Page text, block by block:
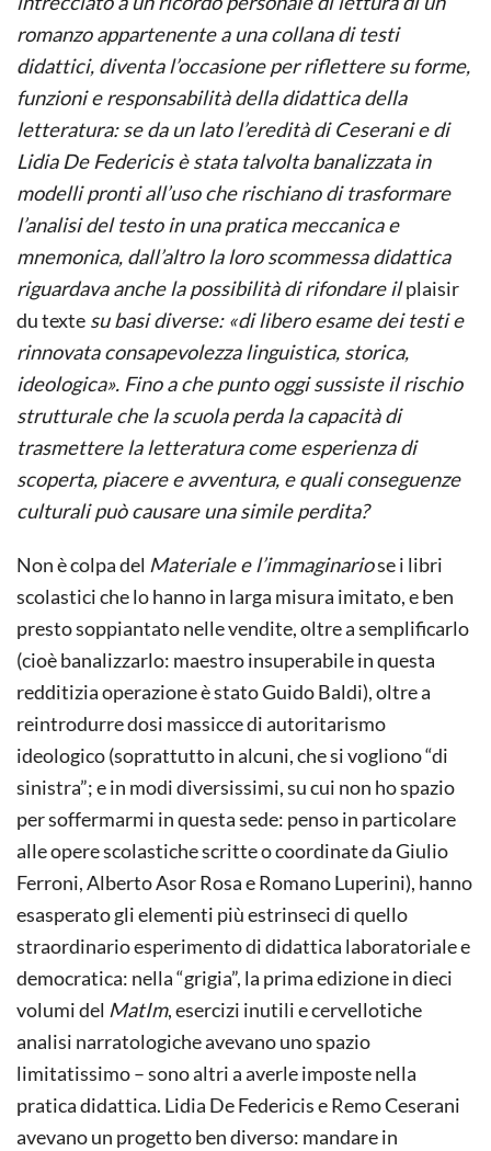
romanzo appartenente a una collana di testi
didattici, diventa l’occasione per riflettere su forme,
funzioni e responsabilità della didattica della
letteratura: se da un lato l’eredità di Ceserani e di
Lidia De Federicis è stata talvolta banalizzata in
modelli pronti all’uso che rischiano di trasformare
l’analisi del testo in una pratica meccanica e
mnemonica, dall’altro la loro scommessa didattica
riguardava anche la possibilità di rifondare ilplaisir
du texte su basi diverse: «di libero esame dei testi e
rinnovata consapevolezza linguistica, storica,
ideologica». Fino a che punto oggi sussiste il rischio
strutturale che la scuola perda la capacità di
trasmettere la letteratura come esperienza di
scoperta, piacere e avventura, e quali conseguenze
culturali può causare una simile perdita?
Non è colpa del Materiale e l’immaginariose i libri
scolastici che lo hanno in larga misura imitato, e ben
presto soppiantato nelle vendite, oltre a semplificarlo
(cioè banalizzarlo: maestro insuperabile in questa
redditizia operazione è stato Guido Baldi), oltre a
reintrodurre dosi massicce di autoritarismo
ideologico (soprattutto in alcuni, che si vogliono “di
sinistra”; e in modi diversissimi, su cui non ho spazio
per soffermarmi in questa sede: penso in particolare
alle opere scolastiche scritte o coordinate da Giulio
Ferroni, Alberto Asor Rosa e Romano Luperini), hanno
esasperato gli elementi più estrinseci di quello
straordinario esperimento di didattica laboratoriale e
democratica: nella “grigia”, la prima edizione in dieci
volumi del MatIm, esercizi inutili e cervellotiche
analisi narratologiche avevano uno spazio
limitatissimo – sono altri a averle imposte nella
pratica didattica. Lidia De Federicis e Remo Ceserani
avevano un progetto ben diverso: mandare in